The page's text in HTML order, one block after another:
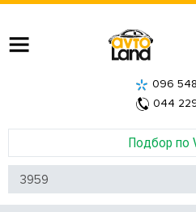
Подбор по
096
044